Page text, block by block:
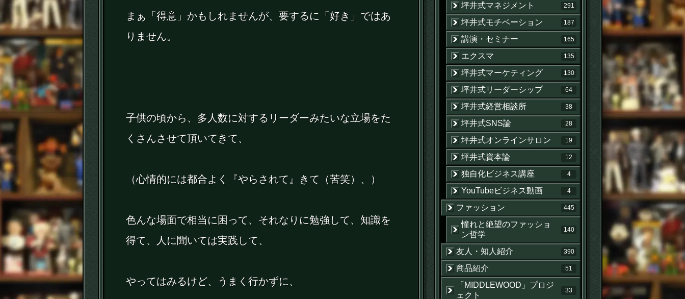
まぁ「得意」かもしれませんが、要するに「好き」ではあ
りません。
子供の頃から、多人数に対するリーダーみたいな立場をた
くさんさせて頂いてきて、
（心情的には都合よく『やらされて』きて（苦笑）、）
色んな場面で相当に困って、それなりに勉強して、知識を
得て、人に聞いては実践して、
やってはみるけど、うまく行かずに、
坪井式マネジメント
291
坪井式モチベーション 187
講演・セミナー 165
エクスマ 135
坪井式マーケティング 130
坪井式リーダーシップ 64
坪井式経営相談所 38
坪井式SNS論 28
坪井式オンラインサロン 19
坪井式資本論 12
独自化ビジネス講座 4
YouTubeビジネス動画 4
ファッション 445
憧れと絶望のファッショ
ン哲学
140
友人・知人紹介 390
商品紹介 51
「MIDDLEWOOD」プロジ
ェクト
33